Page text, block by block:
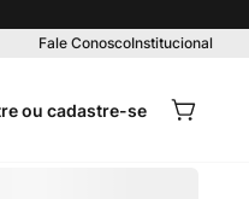
Fale ConoscoInstitucional